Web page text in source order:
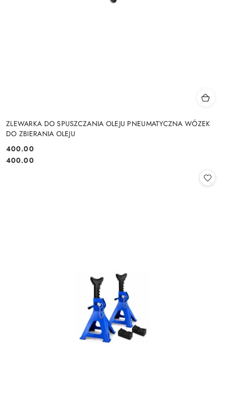
ZLEWARKA DO SPUSZCZANIA OLEJU PNEUMATYCZNA WÓZEK
DO ZBIERANIA OLEJU
Cena:
400.00
Cena:
400.00